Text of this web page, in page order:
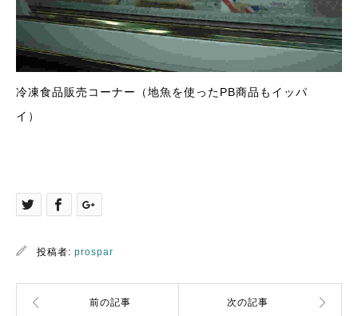
冷凍食品販売コーナー（地魚を使ったPB商品もイッパ
イ）
投稿者: prospar